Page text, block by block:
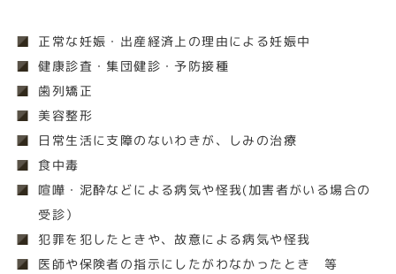
正常な妊娠・出産経済上の理由による妊娠中
健康診査・集団健診・予防接種
歯列矯正
美容整形
日常生活に支障のないわきが、しみの治療
食中毒
喧嘩・泥酔などによる病気や怪我(加害者がいる場合の
受診）
犯罪を犯したときや、故意による病気や怪我
医師や保険者の指示にしたがわなかったとき 等